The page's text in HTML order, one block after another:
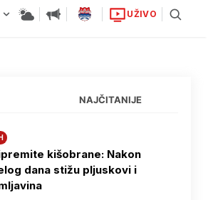
UŽIVO
NAJČITANIJE
kišobrane: Nakon
dana stižu pljuskovi i